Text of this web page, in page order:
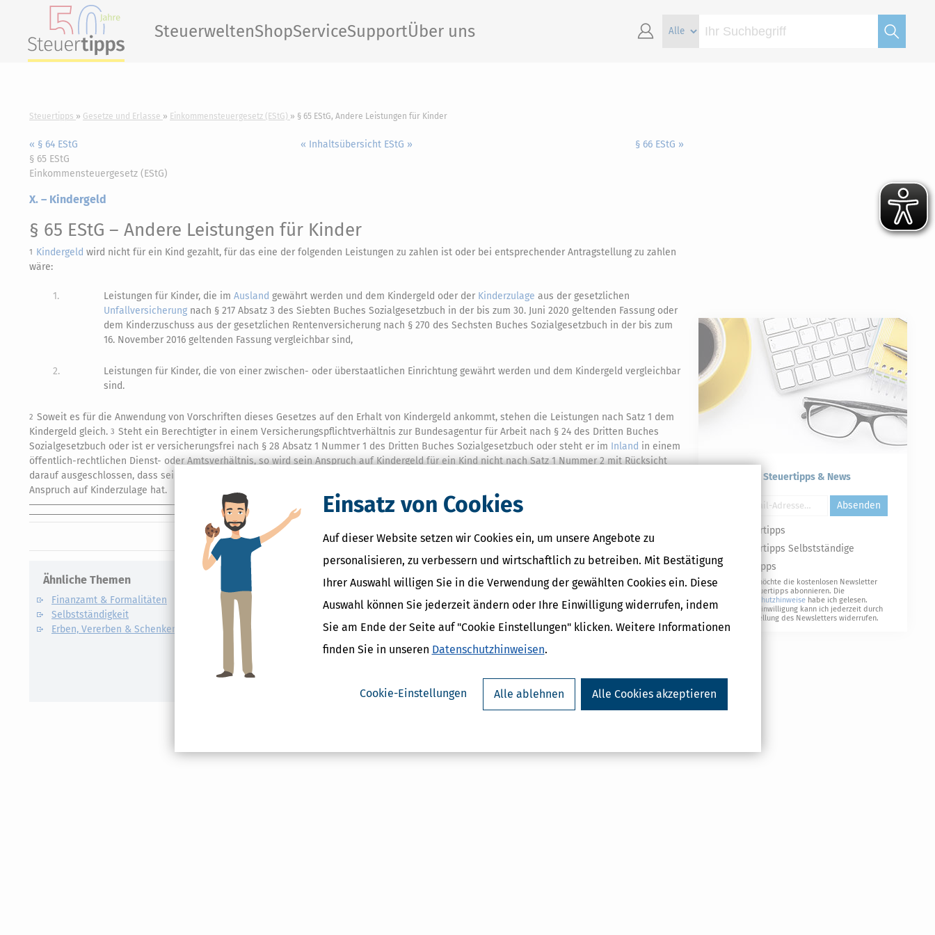
Einsatz von Cookies
Auf dieser Website setzen wir Cookies ein, um unsere Angebote zu
personalisieren, zu verbessern und wirtschaftlich zu betreiben. Mit Bestätigung
Ihrer Auswahl willigen Sie in die Verwendung der gewählten Cookies ein. Diese
Auswahl können Sie jederzeit ändern oder Ihre Einwilligung widerrufen, indem
Sie am Ende der Seite auf "Cookie Einstellungen" klicken. Weitere Informationen
finden Sie in unseren Datenschutzhinweisen.
Cookie-Einstellungen Alle ablehnen Alle Cookies akzeptieren
SteuerweltenShopServiceSupportÜber uns
Steuertipps Gesetze und Erlasse Einkommensteuergesetz (EStG) § 65 EStG, Andere Leistungen für Kinder
« § 64 EStG « Inhaltsübersicht EStG »
§ 66 EStG »
§ 65 EStG
Einkommensteuergesetz (EStG)
X. – Kindergeld
§ 65 EStG – Andere Leistungen für Kinder
1 Kindergeld wird nicht für ein Kind gezahlt, für das eine der folgenden Leistungen zu zahlen ist oder bei entsprechender Antragstellung zu zahlen
wäre:
1. Leistungen für Kinder, die im Ausland gewährt werden und dem Kindergeld oder der Kinderzulage aus der gesetzlichen
Unfallversicherungnach § 217 Absatz 3 des Siebten Buches Sozialgesetzbuch in der bis zum 30. Juni 2020 geltenden Fassung oder
dem Kinderzuschuss aus der gesetzlichen Rentenversicherung nach § 270 des Sechsten Buches Sozialgesetzbuch in der bis zum
16. November 2016 geltenden Fassung vergleichbar sind,
2.
Leistungen für Kinder, die von einer zwischen- oder überstaatlichen Einrichtung gewährt werden und dem Kindergeld vergleichbar
sind.
2 Soweit es für die Anwendung von Vorschriften dieses Gesetzes auf den Erhalt von Kindergeld ankommt, stehen die Leistungen nach Satz 1 dem
Kindergeld gleich. 3 Steht ein Berechtigter in einem Versicherungspflichtverhältnis zur Bundesagentur für Arbeit nach § 24 des Dritten Buches
Sozialgesetzbuch oder ist er versicherungsfrei nach § 28 Absatz 1 Nummer 1 des Dritten Buches Sozialgesetzbuch oder steht er im Inland in einem
öffentlich-rechtlichen Dienst- oder Amtsverhältnis, so wird sein Anspruch auf Kindergeld für ein Kind nicht nach Satz 1 Nummer 2 mit Rücksicht
darauf ausgeschlossen, dass sein Ehegatte als Beamter, Ruhestandsbeamter oder sonstiger Bediensteter der Europäischen Union für das Kind
Anspruch auf Kinderzulage hat.
Druckversion
Ähnliche Themen
Finanzamt & Formalitäten
Selbstständigkeit
Erben, Vererben & Schenken
Verwandte Lexikon-Begriffe
Kapitalertragsteuer Freibetrag -
CO2-Steuer - Was ist das?
Kapitalertragsteuer - Definition und
Erklärung
Kostenlose Steuertipps & News
Absenden
Steuertipps
Steuertipps Selbstständige
Geldtipps
Ja, ich möchte die kostenlosen Newsletter
von Steuertipps abonnieren. Die
Datenschutzhinweise habe ich gelesen.
Meine Einwilligung kann ich jederzeit durch
Abbestellung des Newsletters widerrufen.